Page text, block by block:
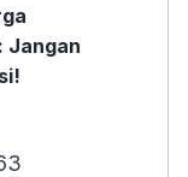
Jangan